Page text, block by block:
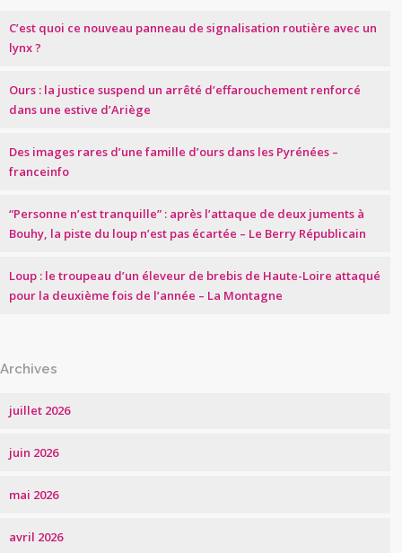
C’est quoi ce nouveau panneau de signalisation routière avec un
lynx ?
Ours : la justice suspend un arrêté d’effarouchement renforcé
dans une estive d’Ariège
Des images rares d’une famille d’ours dans les Pyrénées –
franceinfo
“Personne n’est tranquille” : après l’attaque de deux juments à
Bouhy, la piste du loup n’est pas écartée – Le Berry Républicain
Loup : le troupeau d’un éleveur de brebis de Haute-Loire attaqué
pour la deuxième fois de l’année – La Montagne
Archives
juillet 2026
juin 2026
mai 2026
avril 2026